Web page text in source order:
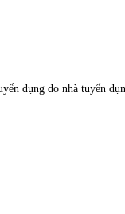
dụng do nhà tuyển